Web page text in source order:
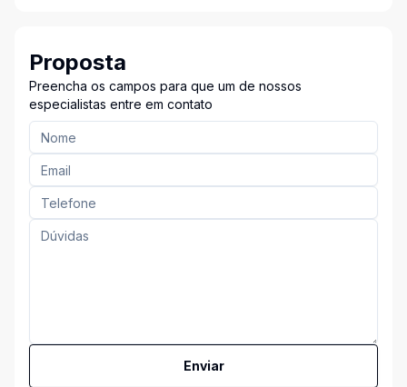
Proposta
Preencha os campos para que um de nossos
especialistas entre em contato
Enviar